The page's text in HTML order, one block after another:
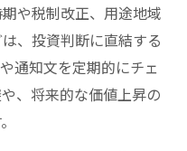
取得税対策の進め方
取得税納付時期の目
策を効率よく進め
や税制改正、用途地域
、投資判断に直結する
通知文を定期的にチェ
、将来的な価値上昇の